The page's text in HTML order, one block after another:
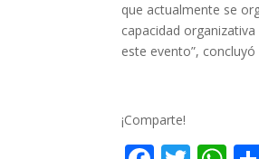
que actualmente se
capacidad
este evento”,
¡Comparte!